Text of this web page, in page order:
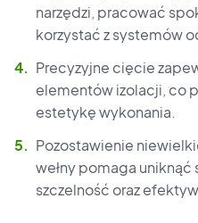
narzędzi, pracować
korzystać z systemów
Precyzyjne cięcie
elementów izolacji, co
estetykę wykonania.
Pozostawienie
wełny pomaga uniknąć
szczelność oraz